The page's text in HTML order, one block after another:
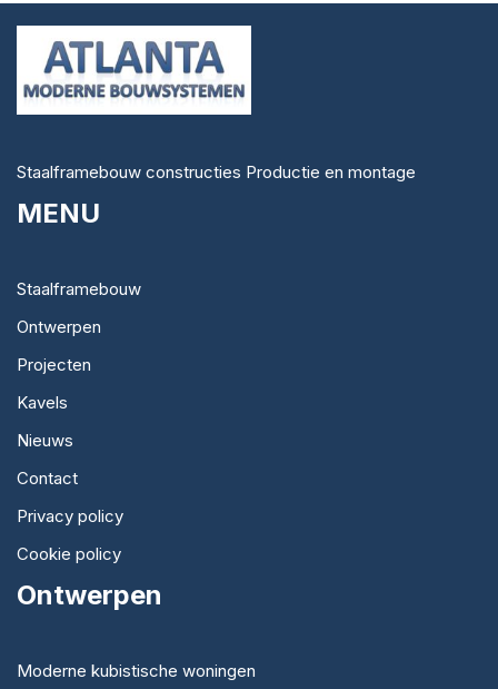
Staalframebouw constructies Productie en montage
MENU
Staalframebouw
Ontwerpen
Projecten
Kavels
Nieuws
Contact
Privacy policy
Cookie policy
Ontwerpen
Moderne kubistische woningen